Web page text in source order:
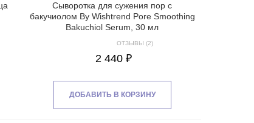
Сыворотка для сужения пор с
бакучиолом By Wishtrend Pore Smoothing
Bakuchiol Serum, 30 мл
ОТЗЫВЫ (2)
2 440 ₽
ДОБАВИТЬ В КОРЗИНУ